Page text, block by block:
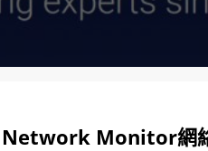
Network Monitor網